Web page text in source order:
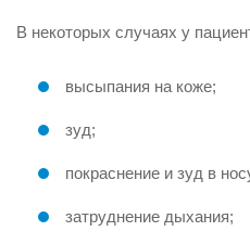
В некоторых случаях у
высыпания на коже;
зуд;
покраснение и зуд в
затруднение дыхания;